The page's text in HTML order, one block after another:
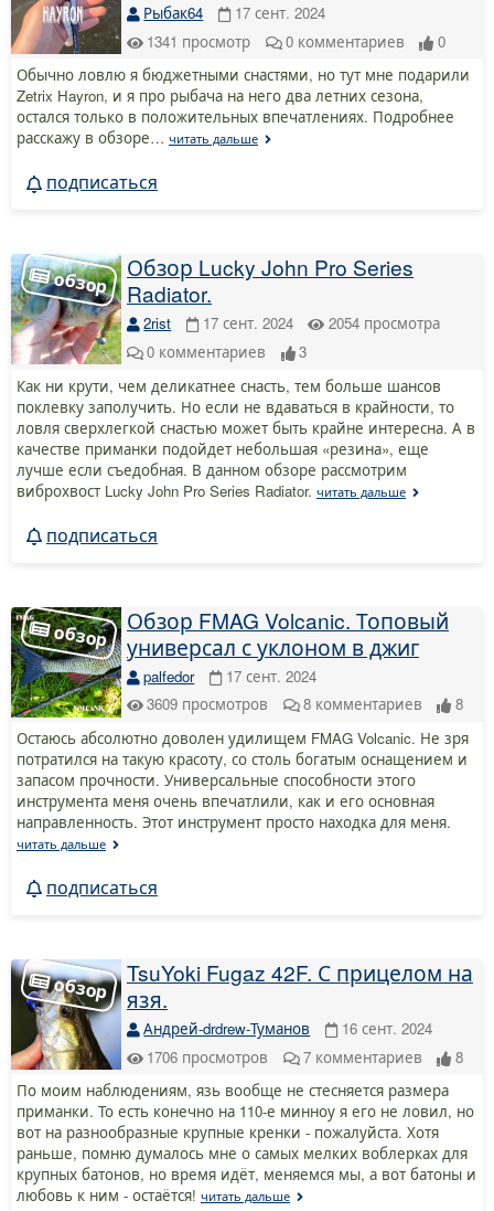
Рыбак64
17 сент. 2024
1341 просмотр 0 комментариев
0
Обычно ловлю я бюджетными снастями, но тут мне подарили
Zetrix Hayron, и я про рыбача на него два летних сезона,
остался только в положительных впечатлениях. Подробнее
расскажу в обзоре… читать дальше
подписаться
Обзор Lucky John Pro Series
Radiator.
2rist 17 сент. 2024 2054 просмотра
0 комментариев
3
Как ни крути, чем деликатнее снасть, тем больше шансов
поклевку заполучить. Но если не вдаваться в крайности, то
ловля сверхлегкой снастью может быть крайне интересна. А в
качестве приманки подойдет небольшая «резина», еще
лучше если съедобная. В данном обзоре рассмотрим
виброхвост Lucky John Pro Series Radiator. читать дальше
подписаться
Обзор FMAG Volcanic. Топовый
универсал с уклоном в джиг
palfedor
17 сент. 2024
3609 просмотров 8 комментариев
8
Остаюсь абсолютно доволен удилищем FMAG Volcanic. Не зря
потратился на такую красоту, со столь богатым оснащением и
запасом прочности. Универсальные способности этого
инструмента меня очень впечатлили, как и его основная
направленность. Этот инструмент просто находка для меня.
читать дальше
подписаться
TsuYoki Fugaz 42F. С прицелом на
язя.
Андрей-drdrew-Туманов
16 сент. 2024
1706 просмотров 7 комментариев
8
По моим наблюдениям, язь вообще не стесняется размера
приманки. То есть конечно на 110-е минноу я его не ловил, но
вот на разнообразные крупные кренки - пожалуйста. Хотя
раньше, помню думалось мне о самых мелких воблерках для
крупных батонов, но время идёт, меняемся мы, а вот батоны и
любовь к ним - остаётся! читать дальше